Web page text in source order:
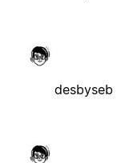
desbyseb